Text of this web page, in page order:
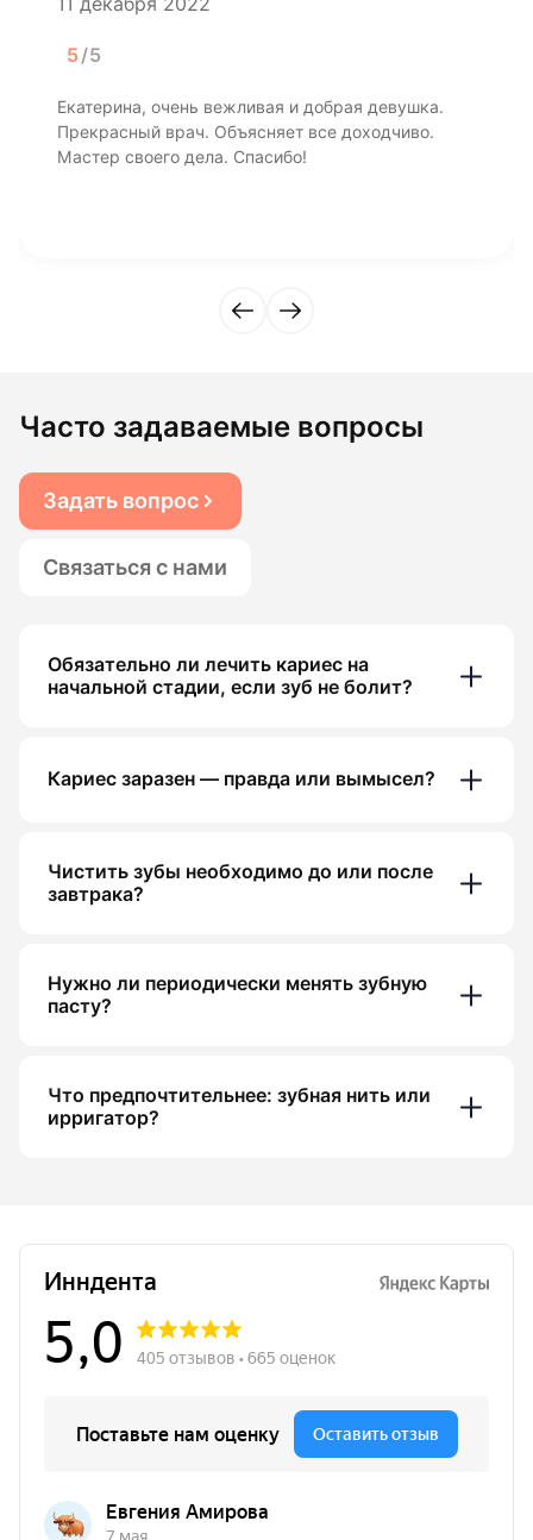
5/5
Екатерина, очень вежливая и добрая девушка.
Прекрасный врач. Объясняет все доходчиво.
Мастер своего дела. Спасибо!
Часто задаваемые вопросы
Задать вопрос
Связаться с нами
Обязательно ли лечить кариес на
начальной стадии, если зуб не болит?
Кариес заразен — правда или вымысел?
Чистить зубы необходимо до или после
завтрака?
Нужно ли периодически менять зубную
пасту?
Что предпочтительнее: зубная нить или
ирригатор?